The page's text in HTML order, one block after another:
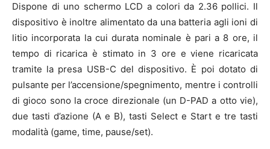
Dispone di uno schermo LCD a colori da 2.36 pollici. Il
dispositivo è inoltre alimentato da una batteria agli ioni di
litio incorporata la cui durata nominale è pari a 8 ore, il
tempo di ricarica è stimato in 3 ore e viene ricaricata
tramite la presa USB-C del dispositivo. È poi dotato di
pulsante per l’accensione/spegnimento, mentre i controlli
di gioco sono la croce direzionale (un D-PAD a otto vie),
due tasti d’azione (A e B), tasti Select e Start e tre tasti
modalità (game, time, pause/set).